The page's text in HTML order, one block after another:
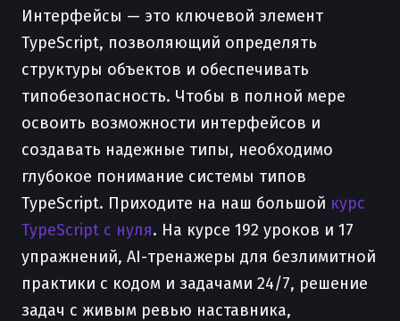
Интерфейсы — это ключевой элемент
TypeScript, позволяющий определять
структуры объектов и обеспечивать
типобезопасность. Чтобы в полной мере
освоить возможности интерфейсов и
создавать надежные типы, необходимо
глубокое понимание системы типов
TypeScript. Приходите на наш большой курс
TypeScript с нуля. На курсе 192 уроков и 17
упражнений, AI-тренажеры для безлимитной
практики с кодом и задачами 24/7, решение
задач с живым ревью наставника,